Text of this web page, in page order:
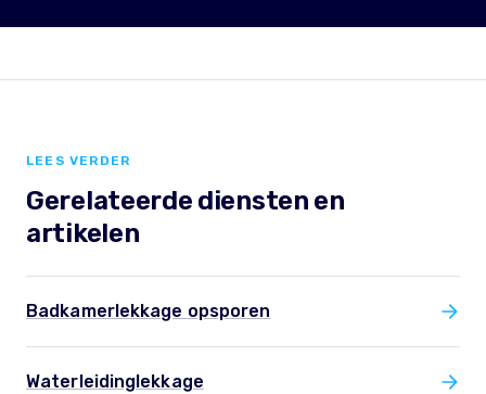
LEES VERDER
Gerelateerde diensten en
artikelen
Badkamerlekkage opsporen
Waterleidinglekkage